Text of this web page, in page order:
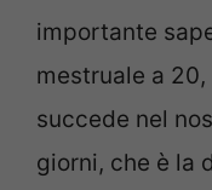
importante
mestruale a
succede nel
giorni, che è la